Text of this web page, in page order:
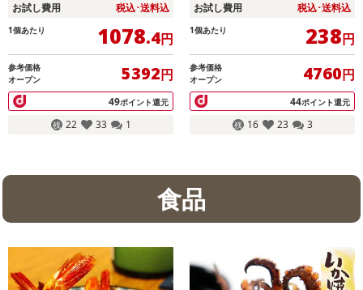
お試し費用 税込･送料込
1個あたり 1078.4円
参考価格
オープン
5392円
49ポイント還元
22 33 1
お試し費用 税込･送料込
1個あたり 238円
参考価格
オープン
4760円
44ポイント還元
16 23 3
食品